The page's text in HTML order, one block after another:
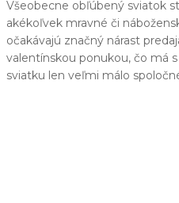
Všeobecne obľúbený sviatok
akékoľvek mravné či
očakávajú značný nárast
valentínskou ponukou, čo má
sviatku len veľmi málo